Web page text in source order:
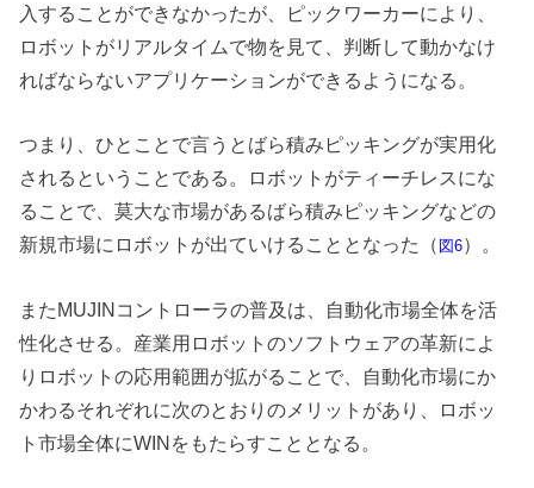
入することができなかったが、ピックワーカーにより、
ロボットがリアルタイムで物を見て、判断して動かなけ
ればならないアプリケーションができるようになる。
つまり、ひとことで言うとばら積みピッキングが実用化
されるということである。ロボットがティーチレスにな
ることで、莫大な市場があるばら積みピッキングなどの
新規市場にロボットが出ていけることとなった（ 図6）。
またMUJINコントローラの普及は、自動化市場全体を活
性化させる。産業用ロボットのソフトウェアの革新によ
りロボットの応用範囲が拡がることで、自動化市場にか
かわるそれぞれに次のとおりのメリットがあり、ロボッ
ト市場全体にWINをもたらすこととなる。